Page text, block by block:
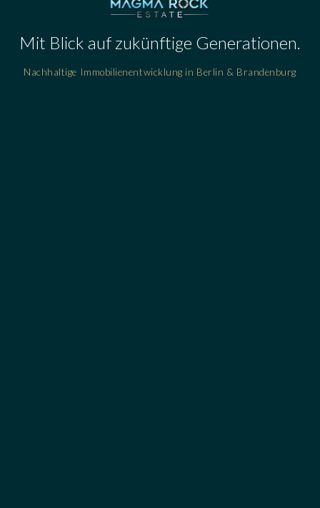
Mit Blick auf zukünftige Generationen.
Nachhaltige Immobilienentwicklung in Berlin & Brandenburg